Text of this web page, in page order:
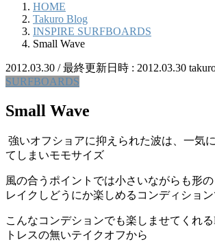
HOME
Takuro Blog
INSPIRE SURFBOARDS
Small Wave
2012.03.30 / 最終更新日時 : 2012.03.30
SURFBOARDS
Small Wave
強いオフショアに抑えられた波は、一気
てしまいモモサイズ
風の合うポイントでは小さいながらも形
レイクしどうにか楽しめるコンディショ
こんなコンデションでも楽しませてくれ
トレスの無いテイクオフから